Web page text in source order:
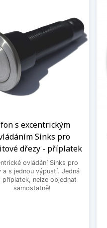
s excentrickým
Sinks pro
dřezy - příplatek
ovládání Sinks pro
a s jednou výpustí. Jedná
příplatek, nelze objednat
samostatně!